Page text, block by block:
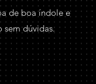
de boa índole e
sem dúvidas.